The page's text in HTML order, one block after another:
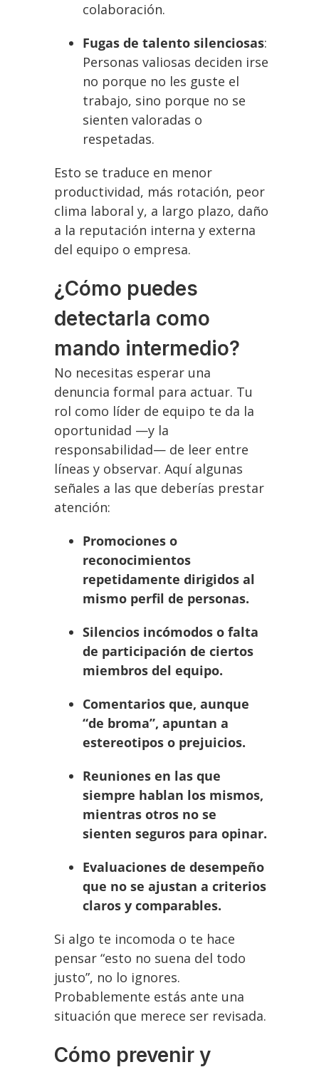
colaboración.
Fugas de talento silenciosas:
Personas valiosas deciden irse
no porque no les guste el
trabajo, sino porque no se
sienten valoradas o
respetadas.
Esto se traduce en menor
productividad, más rotación, peor
clima laboral y, a largo plazo, daño
a la reputación interna y externa
del equipo o empresa.
¿Cómo puedes
detectarla como
mando intermedio?
No necesitas esperar una
denuncia formal para actuar. Tu
rol como líder de equipo te da la
oportunidad —y la
responsabilidad— de leer entre
líneas y observar. Aquí algunas
señales a las que deberías prestar
atención:
Promociones o
reconocimientos
repetidamente dirigidos al
mismo perfil de personas.
Silencios incómodos o falta
de participación de ciertos
miembros del equipo.
Comentarios que, aunque
“de broma”, apuntan a
estereotipos o prejuicios.
Reuniones en las que
siempre hablan los mismos,
mientras otros no se
sienten seguros para opinar.
Evaluaciones de desempeño
que no se ajustan a criterios
claros y comparables.
Si algo te incomoda o te hace
pensar “esto no suena del todo
justo”, no lo ignores.
Probablemente estás ante una
situación que merece ser revisada.
Cómo prevenir y